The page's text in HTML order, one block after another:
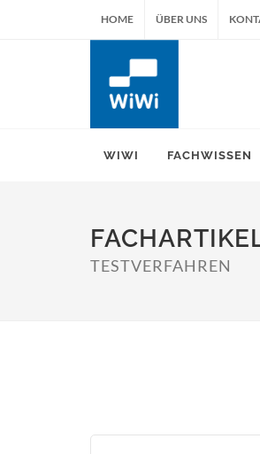
HOME ÜBER UNS
WIWI FACHWISSEN
TESTVERFAHREN